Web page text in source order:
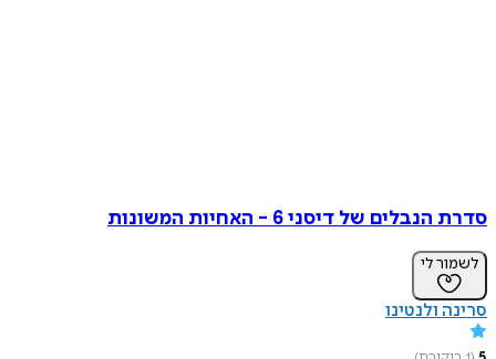
של דיסני 6 - האחיות המשונות
לי
ולנטינו